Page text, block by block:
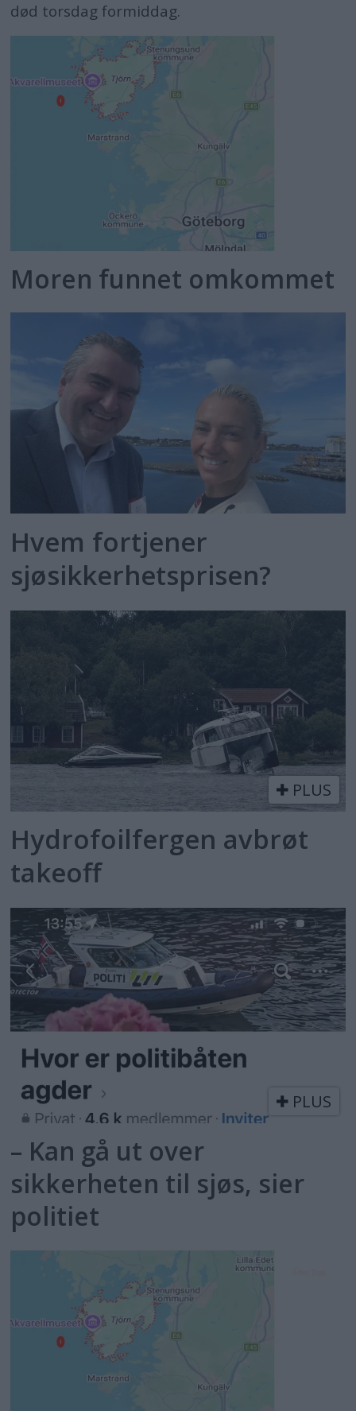
død torsdag formiddag.
Moren funnet omkommet
Hvem fortjener
sjøsikkerhetsprisen?
PLUS
Hydrofoilfergen avbrøt
takeoff
PLUS
– Kan gå ut over
sikkerheten til sjøs, sier
politiet